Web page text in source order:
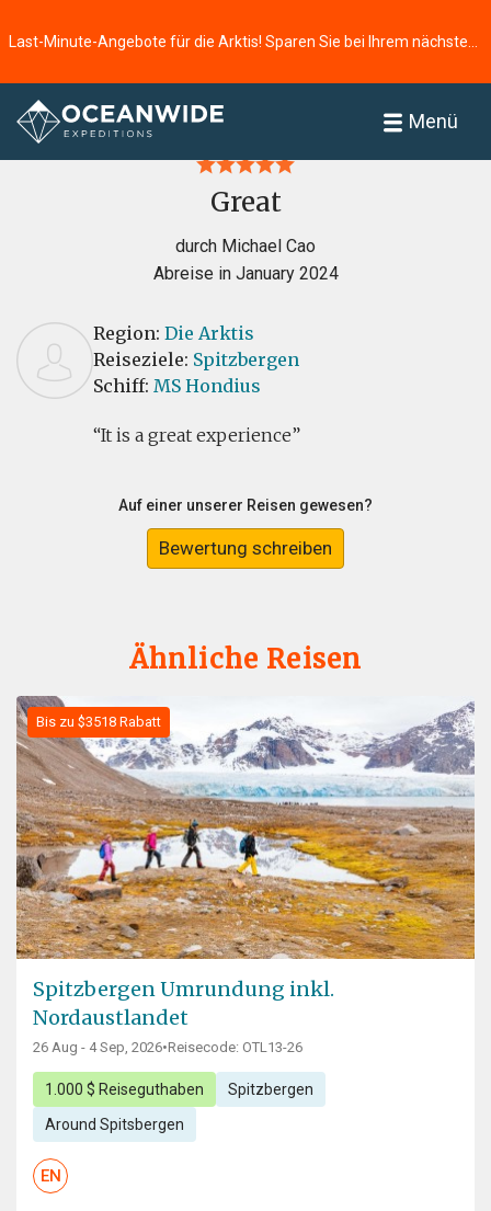
Menü
Startseite
Great
durch Michael Cao
Abreise in January 2024
Region: Die Arktis
Reiseziele: Spitzbergen
Schiff: MS Hondius
It is a great experience
Auf einer unserer Reisen gewesen?
Bewertung schreiben
Ähnliche Reisen
Bis zu $3518 Rabatt
Spitzbergen Umrundung inkl.
Nordaustlandet
26 Aug - 4 Sep, 2026•Reisecode: OTL13-26
1.000 $ Reiseguthaben Spitzbergen
Around Spitsbergen
EN